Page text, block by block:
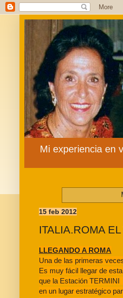
Mi experiencia en
15 feb 2012
ITALIA.ROMA
LLEGANDO A ROMA
Una de las primeras
Es muy fácil llegar de
que la Estación TERMINI
en un lugar estratégico